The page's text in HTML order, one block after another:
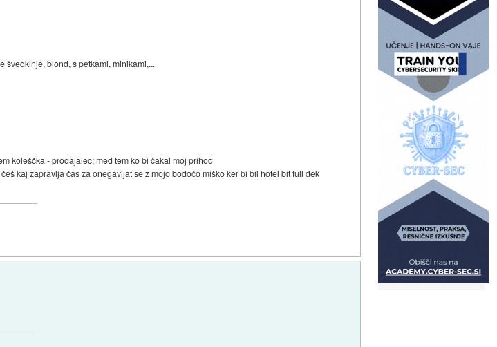
švedkinje, blond, s petkami, minikami,...
koleščka - prodajalec; med tem ko bi čakal moj prihod
kaj zapravlja čas za onegavljat se z mojo bodočo miško ker bi bil hotel bit full đek